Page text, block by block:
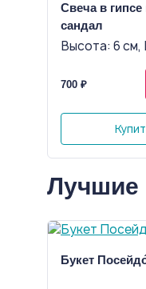
Свеча в
сандал
Высота: 6
700 ₽
Лучшие
Букет